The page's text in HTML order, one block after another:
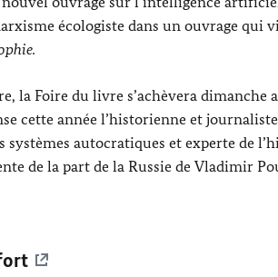
écologiste dans un ouvrage qui
la Foire du livre s’achèvera dimanche
cette année l’historienne et
systèmes autocratiques et experte de
de la part de la Russie de Vladimir